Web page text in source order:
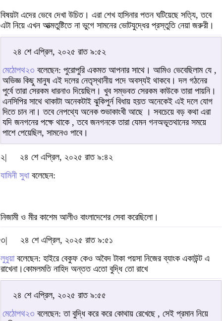
বিষয়টা এদের ভেবে দেখা উচিত। এরা শেখ হাসিনার পতন ঘটিয়েছে সত্যি, তবে
এটা নিয়ে এখন আত্মতুষ্টিতে না ভুগে সামনের ভোটযুদ্ধের প্রস্তুতি নেয়া জরুরী।
২৪ শে এপ্রিল, ২০২৫ রাত ৯:৫২
মেঠোপথ২৩ বলেছেন: পুরোপুরি একমত আপনার সাথে। আমিও ভেবেছিলাম যে ,
অভিজ্ঞ কিছু মানুষ এই দলের নেতৃস্থানীয় পদে অবস্যই থাকবে। দল গঠনের
পুর্বে তারা সেরকম ধারনাও দিয়েছিল। খুব সম্ভবত সেরকম কাউকে তারা পায়নি।
এনসিপির সাথে থাকাটা অনেকটাই ঝুকিপুর্ন বিধায় হয়ত অনেকেই এই দলে যোগ
দিতে চান না। তবে নেপথ্যে অনেক শুভাকাংখী আছে । সবচেয়ে বড় কথা এরা
যদি জনগনের পক্ষে থাকে , তবে জনগনকে তারা যেমন গনঅভূ্তথানের সময়ে
পাশে পেয়েছিল, সামনেও পাবে।
২|
২৪ শে এপ্রিল, ২০২৫ রাত ৯:৪২
যামিনী সুধাবলেছেন:
নিজামী ও মীর কাশেম আলীও বাংলাদেশের সেবা করেছিলো।
৩|
২৪ শে এপ্রিল, ২০২৫ রাত ৯:৫১
লুধুয়াবলেছেন: হাইরে বেকুফ কেও অবৈদ টাকা পয়সা নিজের ব্যাংক একাউন্ট এ
রাখেনা।কোমলমতি নাহিদ অন্তত এতো বুদ্ধি তো রাখে
২৪ শে এপ্রিল, ২০২৫ রাত ৯:৫৫
মেঠোপথ২৩ বলেছেন: তা বুদ্ধি করে করে কোথায় রেখেছে , সেই প্রমান নিয়ে